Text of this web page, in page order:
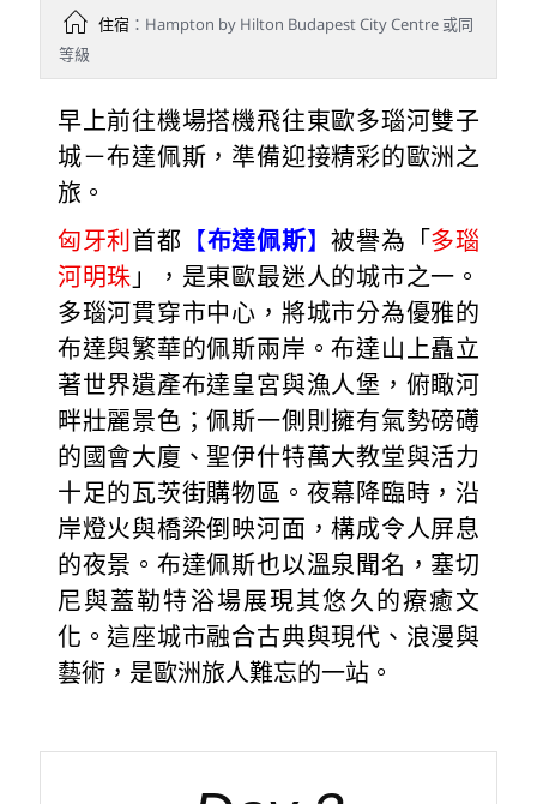
住宿：Hampton by Hilton Budapest City Centre 或同
等級
早上前往機場搭機飛往東歐多瑙河雙子
城－布達佩斯，準備迎接精彩的歐洲之
旅。
匈牙利 首都 【布達佩斯】被譽為「 多瑙
河明珠 」，是東歐最迷人的城市之一。
多瑙河貫穿市中心，將城市分為優雅的
布達與繁華的佩斯兩岸。布達山上矗立
著世界遺產布達皇宮與漁人堡，俯瞰河
畔壯麗景色；佩斯一側則擁有氣勢磅礡
的國會大廈、聖伊什特萬大教堂與活力
十足的瓦茨街購物區。夜幕降臨時，沿
岸燈火與橋梁倒映河面，構成令人屏息
的夜景。布達佩斯也以溫泉聞名，塞切
尼與蓋勒特浴場展現其悠久的療癒文
化。這座城市融合古典與現代、浪漫與
藝術，是歐洲旅人難忘的一站。